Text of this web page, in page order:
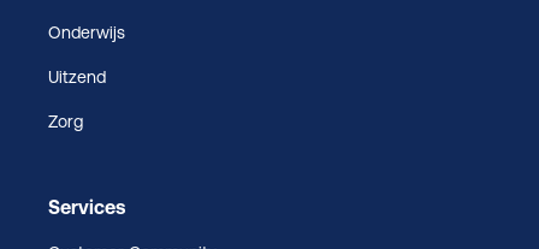
Onderwijs
Uitzend
Zorg
Services